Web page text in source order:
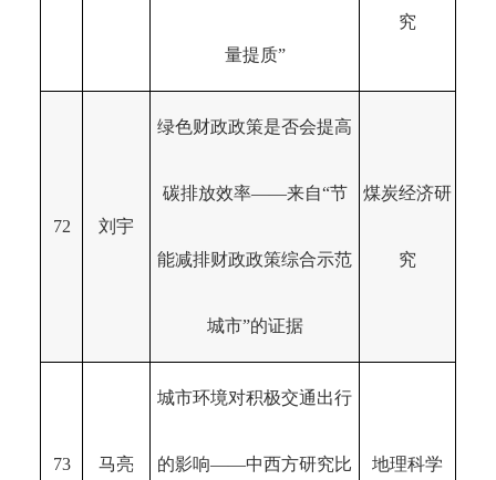
量提质”
究
72 刘宇
绿色财政政策是否会提高
碳排放效率——来自“节
能减排财政政策综合示范
城市”的证据
煤炭经济研
究
73 马亮
城市环境对积极交通出行
的影响——中西方研究比 地理科学